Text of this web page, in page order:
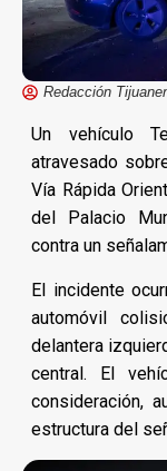
Redacción
Un vehículo
atravesado
Vía Rápida
del Palacio
contra un
El incidente
automóvil
delantera
central. El
consideración,
estructura del